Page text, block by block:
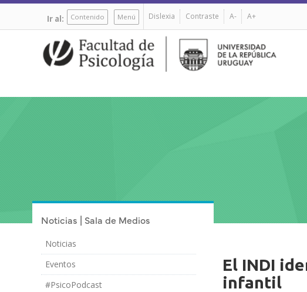
Pasar
contenido
Ir al: Contenido Menú Dislexia Contraste A- A+
Noticias | Sala de Medios
Noticias
Eventos
#PsicoPodcast
El INDI
infantil
Imagen/Afiche
Cuerpo